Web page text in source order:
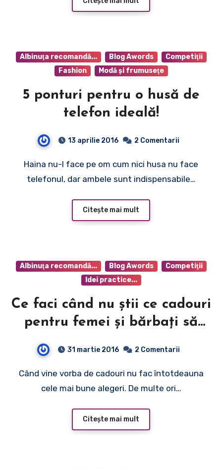
Albinuţa recomandă... Blog Awords
Competiţii
Fashion
Modă şi frumuseţe
5 ponturi pentru o husă de
telefon ideală!
13 aprilie 2016 2 Comentarii
Haina nu-l face pe om cum nici husa nu face
telefonul, dar ambele sunt indispensabile…
Citește mai mult
Albinuţa recomandă... Blog Awords
Competiţii
Idei practice...
Ce faci când nu ştii ce cadouri
pentru femei şi bărbaţi să
31 martie 2016 2 Comentarii
Când vine vorba de cadouri nu fac întotdeauna
cele mai bune alegeri. De multe ori…
Citește mai mult